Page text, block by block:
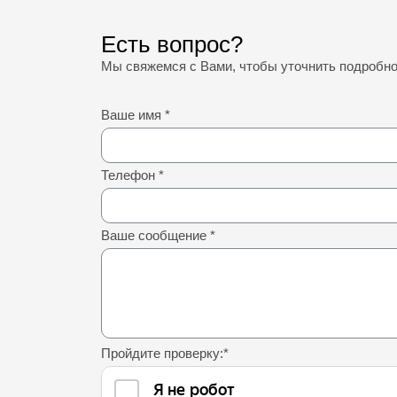
Есть вопрос?
Мы свяжемся с Вами, чтобы уточнить
Ваше имя *
Телефон *
Ваше сообщение *
Пройдите проверку:*